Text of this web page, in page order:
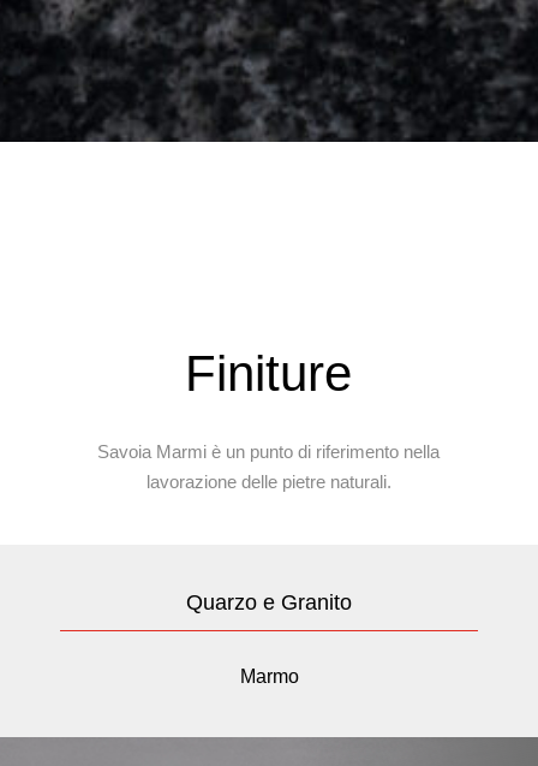
Finiture
Savoia Marmi è un punto di riferimento nella
lavorazione delle pietre naturali.
Quarzo e Granito
Marmo